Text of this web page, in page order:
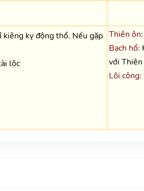
kiêng kỵ động thổ. Nếu gặp
lộc
Thiên ôn:
Bạch hổ:
với
Lôi công: